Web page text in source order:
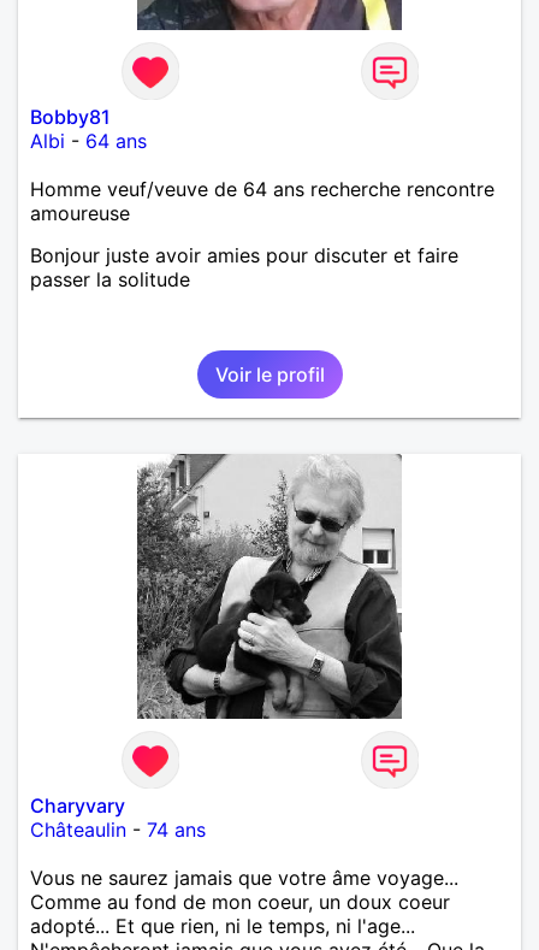
Bobby81
Albi - 64 ans
Homme veuf/veuve de 64 ans recherche rencontre
amoureuse
Bonjour juste avoir amies pour discuter et faire
passer la solitude
Voir le profil
Charyvary
Châteaulin - 74 ans
Vous ne saurez jamais que votre âme voyage...
Comme au fond de mon coeur, un doux coeur
adopté... Et que rien, ni le temps, ni l'age...